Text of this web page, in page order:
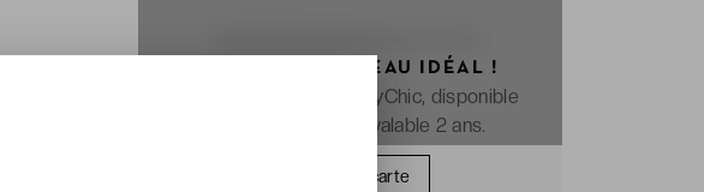
OFFREZ LE CADEAU IDÉAL !
La e-carte cadeau VeryChic, disponible
immédiatement et valable 2 ans.
Offrir une carte